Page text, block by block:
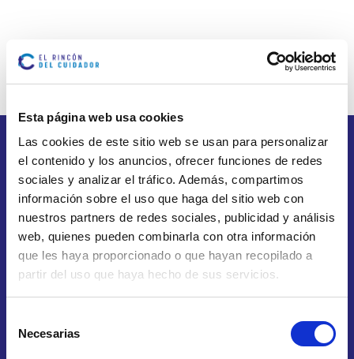
Esta página web usa cookies
Las cookies de este sitio web se usan para personalizar
el contenido y los anuncios, ofrecer funciones de redes
sociales y analizar el tráfico. Además, compartimos
información sobre el uso que haga del sitio web con
nuestros partners de redes sociales, publicidad y análisis
web, quienes pueden combinarla con otra información
que les haya proporcionado o que hayan recopilado a
partir del uso que haya hecho de sus servicios.
Necesarias
ENTRA EN #IMPRESCINDIBLES
Con consejos de profesionales en el sector de la